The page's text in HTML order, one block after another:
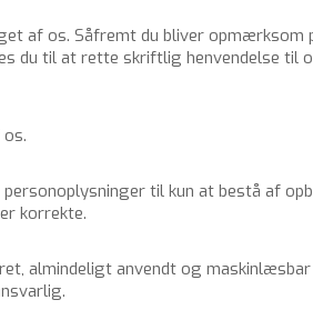
af os. Så­fremt du bli­ver op­mærk­som
du til at rette skrift­lig hen­ven­del­se til
til kun at bestå af
kor­rek­te.
al­min­de­ligt an­vendt og